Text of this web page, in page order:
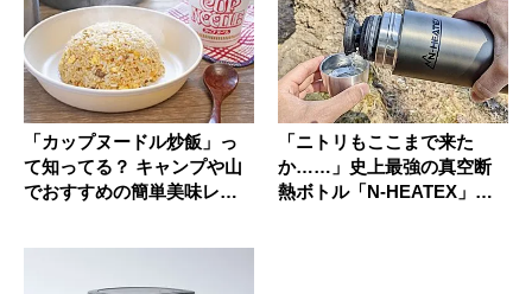
「カップヌードル炒飯」っ
て知ってる？ キャンプや山
でおすすめの簡単美味レシ
「ニトリもここまで来た
か……」史上最強の真空断
熱ボトル「N-HEATEX」を